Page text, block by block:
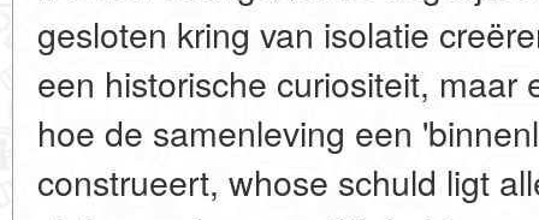
gesloten kring van isolatie
een historische curiositeit, maar
hoe de samenleving een
construeert, whose schuld ligt